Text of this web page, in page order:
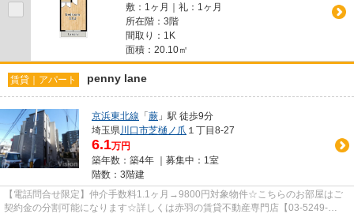
敷：1ヶ月｜礼：1ヶ月
所在階：3階
間取り：1K
面積：20.10㎡
賃貸｜アパート penny lane
京浜東北線 「蕨 」駅 徒歩9分
埼玉県川口市芝樋ノ爪 １丁目8-27
6.1万円
築年数：築4年 ｜募集中： 1室
階数：3階建
【電話問合せ限定】仲介手数料1.1ヶ月→9800円対象物件☆こちらのお部屋はご
契約金の分割可能になります☆詳しくは赤羽の賃貸不動産専門店【03-5249-